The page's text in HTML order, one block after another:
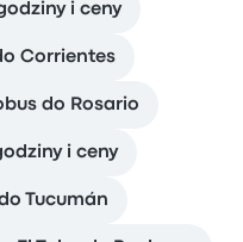
i ceny
Corrientes
do Rosario
i ceny
Tucumán